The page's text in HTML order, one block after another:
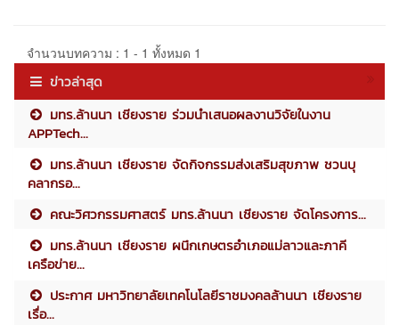
จำนวนบทความ : 1 - 1 ทั้งหมด 1
ข่าวล่าสุด
มทร.ล้านนา เชียงราย ร่วมนำเสนอผลงานวิจัยในงาน
APPTech...
มทร.ล้านนา เชียงราย จัดกิจกรรมส่งเสริมสุขภาพ ชวนบุ
คลากรอ...
คณะวิศวกรรมศาสตร์ มทร.ล้านนา เชียงราย จัดโครงการ...
มทร.ล้านนา เชียงราย ผนึกเกษตรอำเภอแม่ลาวและภาคี
เครือข่าย...
ประกาศ มหาวิทยาลัยเทคโนโลยีราชมงคลล้านนา เชียงราย
เรื่อ...